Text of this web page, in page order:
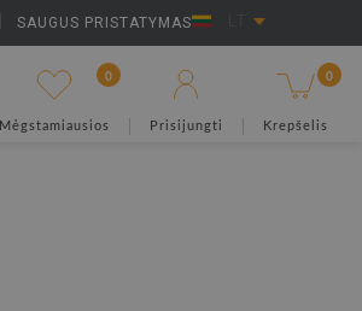
SAUGUS PRISTATYMAS
0
Mėgstamiausios Prisijungti
0
Krepšelis